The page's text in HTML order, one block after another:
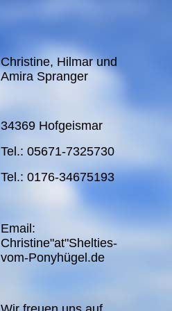
Christine, Hilmar und
Amira Spranger
34369 Hofgeismar
Tel.: 05671-7325730
Tel.: 0176-34675193
Email:
Christine"at"Shelties-
vom-Ponyhügel.de